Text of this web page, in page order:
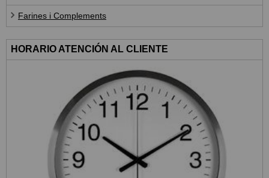
Farines i Complements
HORARIO ATENCIÓN AL CLIENTE